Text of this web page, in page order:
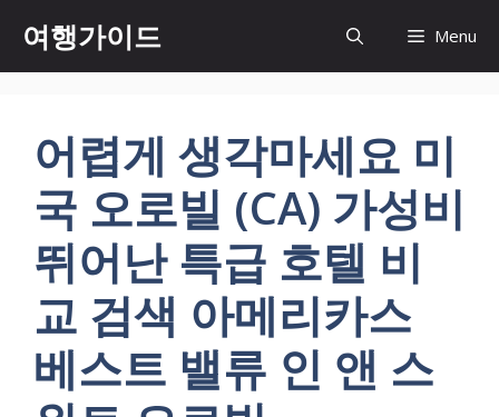
츠
여행가이드 Menu
어렵게 생각마세요 미
국 오로빌 (CA) 가성비
뛰어난 특급 호텔 비
교 검색 아메리카스
베스트 밸류 인 앤 스